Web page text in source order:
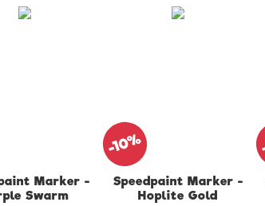
Marker -
Swarm
Speedpaint Marker -
Hoplite Gold
-10%